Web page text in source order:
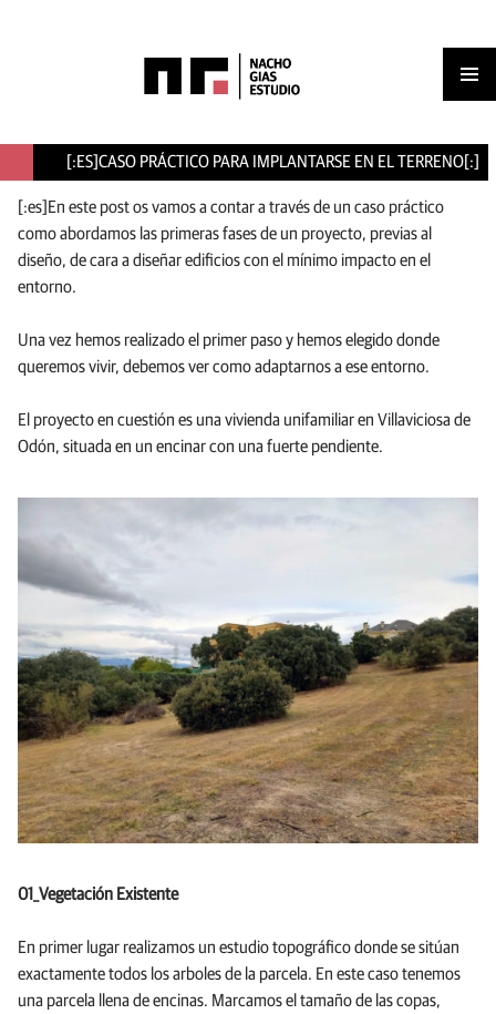
AL
CONTENIDO[:ES]CASO PRÁCTICO PARA IMPLANTARSE EN EL TERRENO[:]
[:es]En este post os vamos a contar a través de un caso práctico
como abordamos las primeras fases de un proyecto, previas al
diseño, de cara a diseñar edificios con el mínimo impacto en el
entorno.
Una vez hemos realizado el primer paso y hemos elegido donde
queremos vivir, debemos ver como adaptarnos a ese entorno.
El proyecto en cuestión es una vivienda unifamiliar en Villaviciosa de
Odón, situada en un encinar con una fuerte pendiente.
01_Vegetación Existente
En primer lugar realizamos un estudio topográfico donde se sitúan
exactamente todos los arboles de la parcela. En este caso tenemos
una parcela llena de encinas. Marcamos el tamaño de las copas,